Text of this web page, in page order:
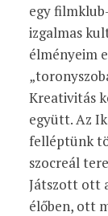
egy
izgalmas
élményeim
Kreativitás
együtt. Az
felléptünk
szocreál
Játszott ott
élőben, ott